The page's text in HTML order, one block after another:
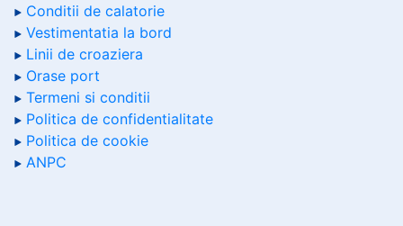
Conditii de calatorie
Vestimentatia la bord
Linii de croaziera
Orase port
Termeni si conditii
Politica de confidentialitate
Politica de cookie
ANPC